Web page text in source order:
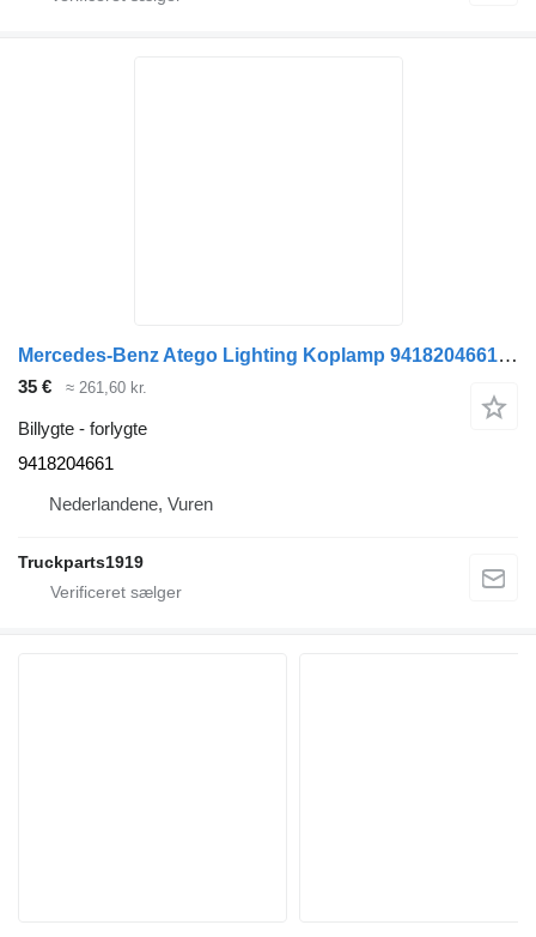
Mercedes-Benz Atego Lighting Koplamp 9418204661 forlygte til lastbil
35 € ≈ 261,60 kr.
Billygte - forlygte
9418204661
Nederlandene, Vuren
Truckparts1919